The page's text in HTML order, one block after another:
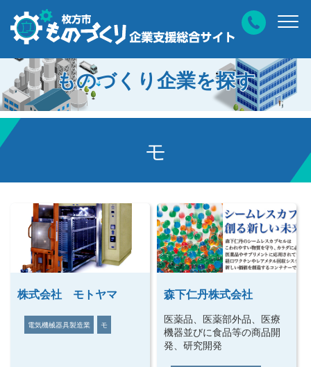
ものづくり企業を探す
モ
株式会社 モトヤマ
電気機械器具製造業 モ
森下仁丹株式会社
医薬品、医薬部外品、医療
機器並びに食品等の商品開
発、研究開発